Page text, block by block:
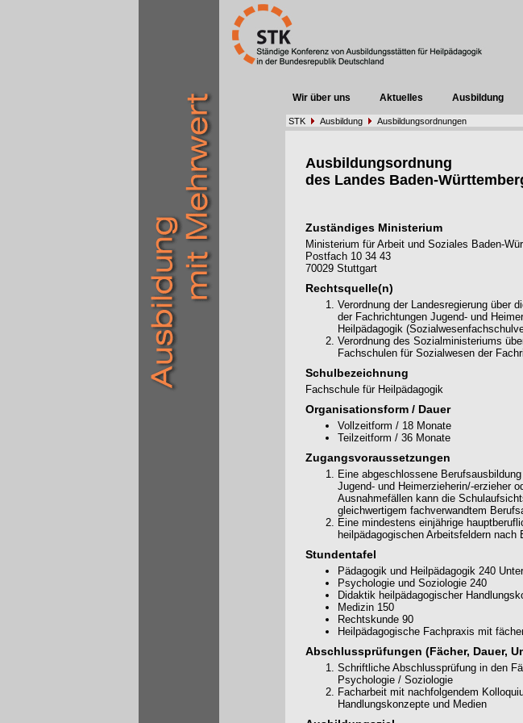
Wir über uns Aktuelles Ausbildung
STK Ausbildung Ausbildungsordnungen
Ausbildungsordnung
des Landes Baden-
Zuständiges Ministerium
Ministerium für Arbeit und Soziales Baden-
Postfach 10 34 43
70029 Stuttgart
Rechtsquelle(n)
Verordnung der Landesregierung über
der Fachrichtungen Jugend- und
Heilpädagogik
Verordnung des Sozialministeriums
Fachschulen für Sozialwesen der
Schulbezeichnung
Fachschule für Heilpädagogik
Organisationsform / Dauer
Vollzeitform / 18 Monate
Teilzeitform / 36 Monate
Zugangsvoraussetzungen
Eine abgeschlossene
Jugend- und Heimerzieherin/-erzieher
Ausnahmefällen kann die
gleichwertigem fachverwandtem
Eine mindestens einjährige
heilpädagogischen Arbeitsfeldern nach
Stundentafel
Pädagogik und Heilpädagogik 240
Psychologie und Soziologie 240
Didaktik heilpädagogischer
Medizin 150
Rechtskunde 90
Heilpädagogische Fachpraxis mit
Abschlussprüfungen (Fächer, Dauer,
Schriftliche Abschlussprüfung in den
Psychologie / Soziologie
Facharbeit mit nachfolgendem
Handlungskonzepte und Medien